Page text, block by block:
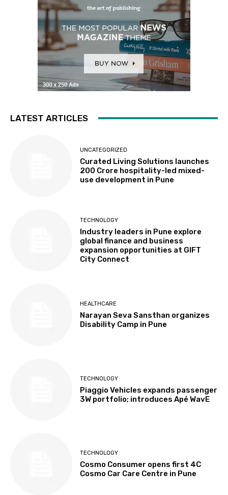
LATEST ARTICLES
UNCATEGORIZED
Curated Living Solutions launches
₹200 Crore hospitality-led mixed-
use development in Pune
TECHNOLOGY
Industry leaders in Pune explore
global finance and business
expansion opportunities at GIFT
City Connect
HEALTHCARE
Narayan Seva Sansthan organizes
Disability Camp in Pune
TECHNOLOGY
Piaggio Vehicles expands passenger
3W portfolio; introduces Apé WavE
TECHNOLOGY
Cosmo Consumer opens first 4C
Cosmo Car Care Centre in Pune